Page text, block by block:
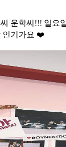
운학씨!!! 일요
인기가요 ❤️